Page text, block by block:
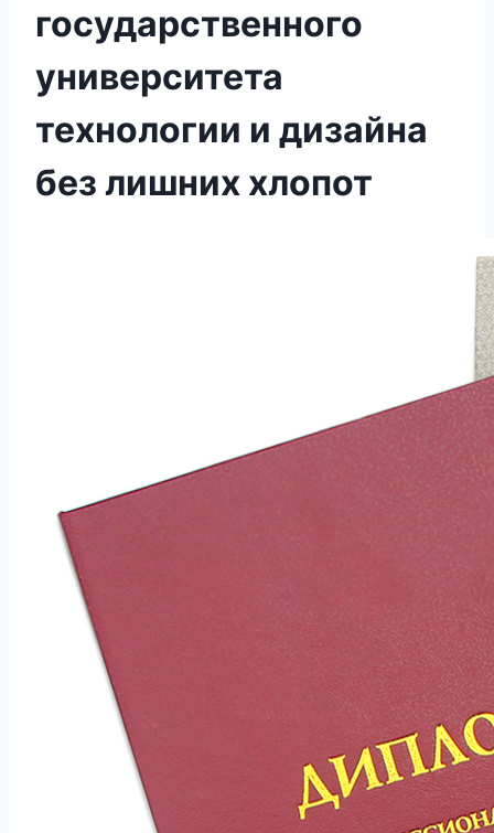
государственного
университета
технологии и дизайна
без лишних хлопот